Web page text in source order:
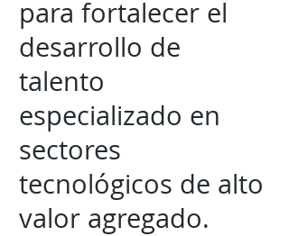
para fortalecer el
desarrollo de
talento
especializado en
sectores
tecnológicos de alto
valor agregado.